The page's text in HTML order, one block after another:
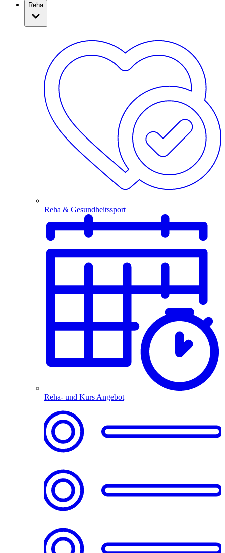
Reha
Reha & Gesundheitssport
Reha- und Kurs Angebot